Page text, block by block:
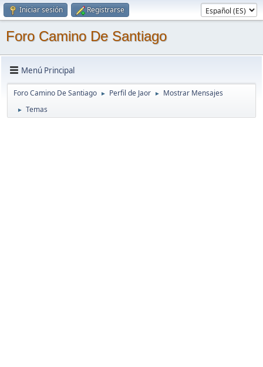
Iniciar sesión Registrarse
Foro Camino De Santiago
Menú Principal
Foro Camino De Santiago ► Perfil de Jaor ► Mostrar Mensajes
► Temas